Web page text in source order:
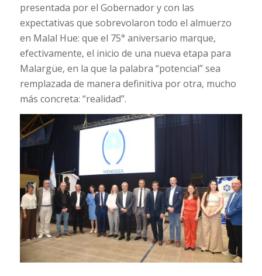
presentada por el Gobernador y con las
expectativas que sobrevolaron todo el almuerzo
en Malal Hue: que el 75° aniversario marque,
efectivamente, el inicio de una nueva etapa para
Malargüe, en la que la palabra “potencial” sea
remplazada de manera definitiva por otra, mucho
más concreta: “realidad”.